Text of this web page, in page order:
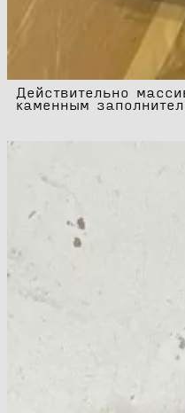
Действительно
каменным